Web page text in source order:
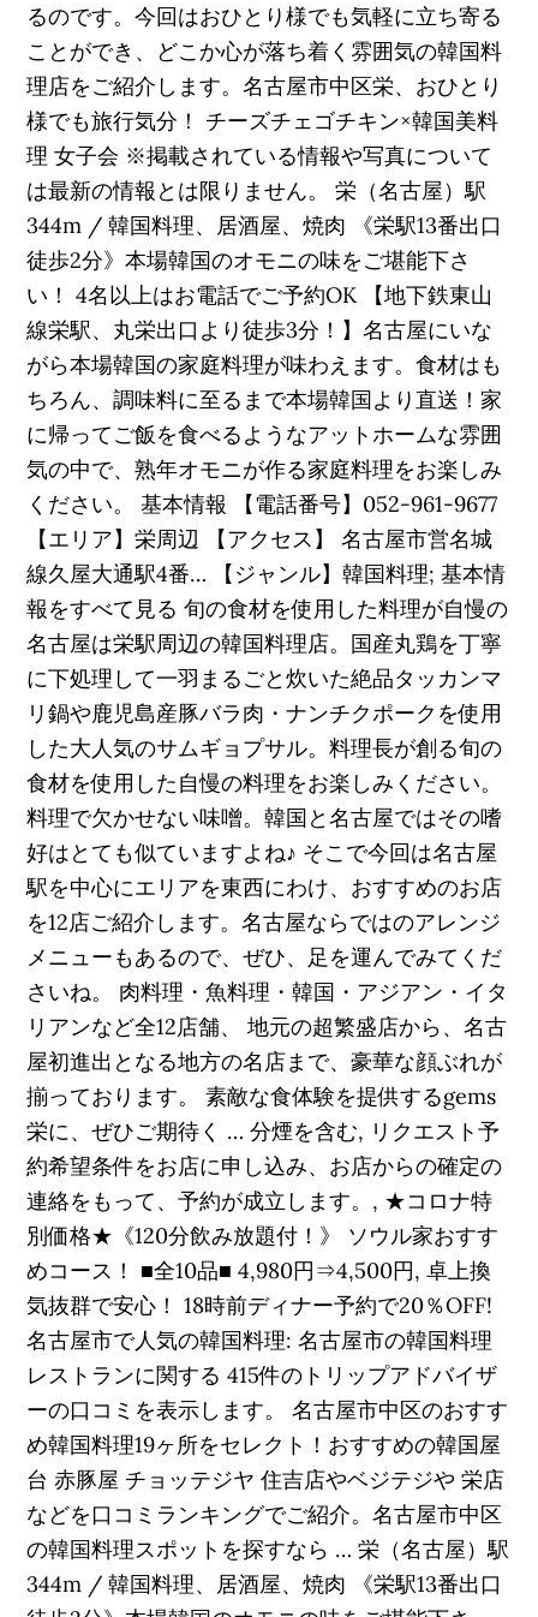
るのです。今回はおひとり様でも気軽に立ち寄る
ことができ、どこか心が落ち着く雰囲気の韓国料
理店をご紹介します。名古屋市中区栄、おひとり
様でも旅行気分！ チーズチェゴチキン×韓国美料
理 女子会 ※掲載されている情報や写真について
は最新の情報とは限りません。 栄（名古屋）駅
344m / 韓国料理、居酒屋、焼肉 《栄駅13番出口
徒歩2分》本場韓国のオモニの味をご堪能下さ
い！ 4名以上はお電話でご予約OK 【地下鉄東山
線栄駅、丸栄出口より徒歩3分！】名古屋にいな
がら本場韓国の家庭料理が味わえます。食材はも
ちろん、調味料に至るまで本場韓国より直送！家
に帰ってご飯を食べるようなアットホームな雰囲
気の中で、熟年オモニが作る家庭料理をお楽しみ
ください。 基本情報 【電話番号】052-961-9677
【エリア】栄周辺 【アクセス】 名古屋市営名城
線久屋大通駅4番… 【ジャンル】韓国料理; 基本情
報をすべて見る 旬の食材を使用した料理が自慢の
名古屋は栄駅周辺の韓国料理店。国産丸鶏を丁寧
に下処理して一羽まるごと炊いた絶品タッカンマ
リ鍋や鹿児島産豚バラ肉・ナンチクポークを使用
した大人気のサムギョプサル。料理長が創る旬の
食材を使用した自慢の料理をお楽しみください。
料理で欠かせない味噌。韓国と名古屋ではその嗜
好はとても似ていますよね♪ そこで今回は名古屋
駅を中心にエリアを東西にわけ、おすすめのお店
を12店ご紹介します。名古屋ならではのアレンジ
メニューもあるので、ぜひ、足を運んでみてくだ
さいね。 肉料理・魚料理・韓国・アジアン・イタ
リアンなど全12店舗、 地元の超繁盛店から、名古
屋初進出となる地方の名店まで、豪華な顔ぶれが
揃っております。 素敵な食体験を提供するgems
栄に、ぜひご期待く … 分煙を含む, リクエスト予
約希望条件をお店に申し込み、お店からの確定の
連絡をもって、予約が成立します。, ★コロナ特
別価格★《120分飲み放題付！》 ソウル家おすす
めコース！ ■全10品■ 4,980円⇒4,500円, 卓上換
気抜群で安心！ 18時前ディナー予約で20％OFF!
名古屋市で人気の韓国料理: 名古屋市の韓国料理
レストランに関する 415件のトリップアドバイザ
ーの口コミを表示します。 名古屋市中区のおすす
め韓国料理19ヶ所をセレクト！おすすめの韓国屋
台 赤豚屋 チョッテジヤ 住吉店やベジテジや 栄店
などを口コミランキングでご紹介。名古屋市中区
の韓国料理スポットを探すなら … 栄（名古屋）駅
344m / 韓国料理、居酒屋、焼肉 《栄駅13番出口